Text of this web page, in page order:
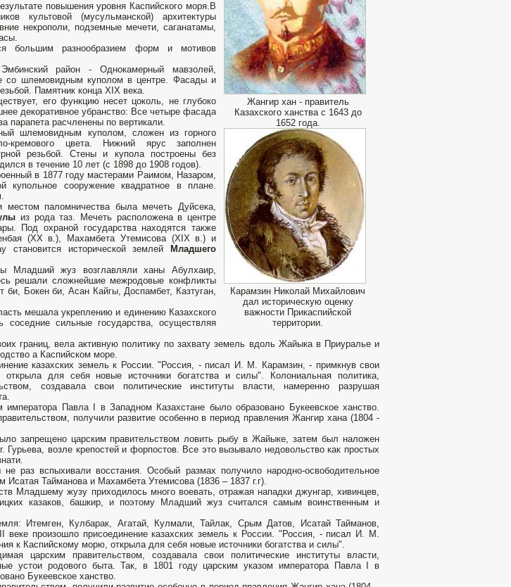
Жангир хан - правитель
Казахского ханства с 1643 до
1652 года.
Карамзин Николай Михайлович
дал историческую оценку
важности Прикаспийской
территории.
повышения уровня Каспийского моря.В
культовой (мусульманской) архитектуры
некрополи, подземные мечети, саганатамы,
большим разнообразием форм и мотивов
район - Однокамерный мавзолей,
со шлемовидным куполом в центре. Фасады и
Памятник конца XIX века.
его функцию несет цоколь, не глубоко
декоративное убранство: Все четыре фасада
парапета расчленены по вертикали.
шлемовидным куполом, сложен из горного
кремового цвета. Нижний ярус заполнен
резьбой. Стены и купола построены без
в течение 10 лет (с 1898 до 1908 годов).
в 1877 году мастерами Раимом, Назаром,
купольное сооружение квадратное в плане.
паломничества была мечеть Дуйсека,
из рода таз. Мечеть расположена в центре
Под охраной государства находятся также
(XX в.), Махамбета Утемисова (XIX в.) и
исторической землей
Младшего
Младший жуз возглавляли ханы Абулхаир,
решали сложнейшие межродовые конфликты
Бокен би, Асан Кайгы, Доспамбет, Казтуган,
мешала укреплению и единению Казахского
соседние сильные государства, осуществляя
границ, вела активную политику по захвату земель вдоль Жайыка в Приуралье и
а Каспийском море.
казахских земель к России. "Россия, - писал И. М. Карамзин, - примкнув свои
для себя новые источники богатства и силы". Колониальная политика,
создавала свои политические институты власти, намеренно разрушая
императора Павла I в Западном Казахстане было образовано Букеевское ханство.
получили развитие особенно в период правления Жангир хана (1804 -
запрещено царским правительством ловить рыбу в Жайыке, затем был наложен
Гурьева, возле крепостей и форпостов. Все это вызывало недовольство как простых
раз вспыхивали восстания. Особый размах получило народно-освободительное
Исатая Тайманова и Махамбета Утемисова (1836 – 1837 г.г).
Младшему жузу приходилось много воевать, отражая нападки джунгар, хивинцев,
казаков, башкир, и поэтому Младший жуз считался самым воинственным и
Итемген, Кулбарак, Aгатай, Кулмали, Тайлак, Срым Датов, Исатай Тайманов,
произошло присоединение казахских земель к России. "Россия, - писал И. М.
к Каспийскому морю, открыла для себя новые источники богатства и силы".
царским правительством, создавала свои политические институты власти,
устои родового быта. Так, в 1801 году царским указом императора Павла I в
Букеевское ханство.